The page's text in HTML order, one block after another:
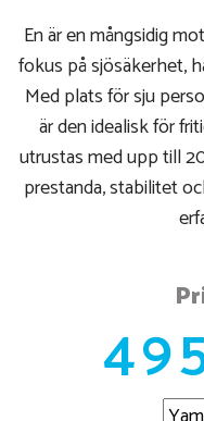
En är en mångsidig
fokus på sjösäkerhet,
Med plats för sju
är den idealisk för
utrustas med upp till
prestanda, stabilitet